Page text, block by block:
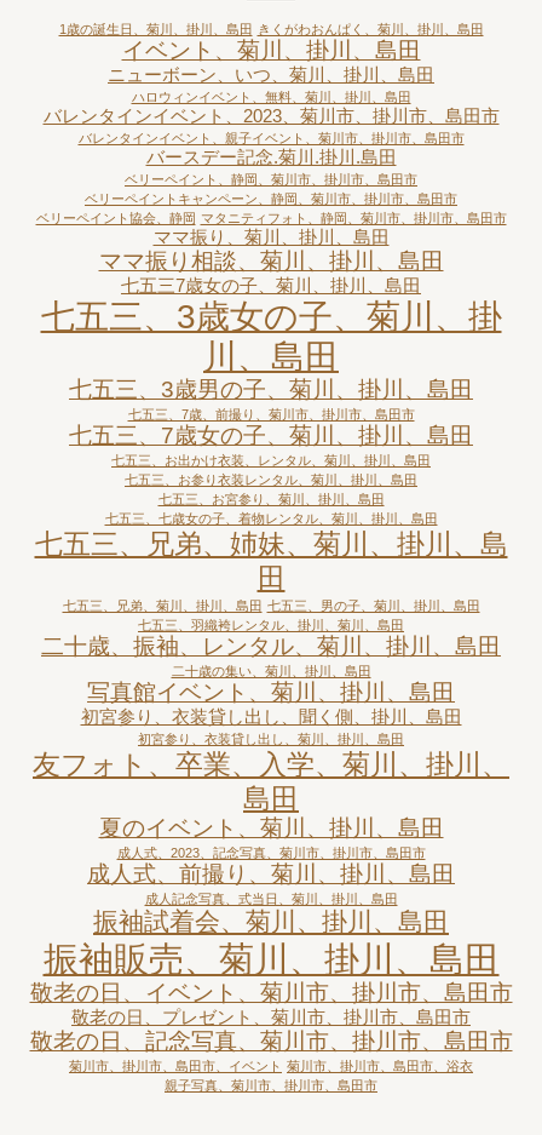
1歳の誕生日、菊川、掛川、島田 きくがわおんぱく、菊川、掛川、島田
イベント、菊川、掛川、島田
ニューボーン、いつ、菊川、掛川、島田
ハロウィンイベント、無料、菊川、掛川、島田
バレンタインイベント、2023、菊川市、掛川市、島田市
バレンタインイベント、親子イベント、菊川市、掛川市、島田市
バースデー記念.菊川.掛川.島田
ベリーペイント、静岡、菊川市、掛川市、島田市
ベリーペイントキャンペーン、静岡、菊川市、掛川市、島田市
ベリーペイント協会、静岡 マタニティフォト、静岡、菊川市、掛川市、島田市
ママ振り、菊川、掛川、島田
ママ振り相談、菊川、掛川、島田
七五三7歳女の子、菊川、掛川、島田
七五三、3歳女の子、菊川、掛
川、島田
七五三、3歳男の子、菊川、掛川、島田
七五三、7歳、前撮り、菊川市、掛川市、島田市
七五三、7歳女の子、菊川、掛川、島田
七五三、お出かけ衣装、レンタル、菊川、掛川、島田
七五三、お参り衣装レンタル、菊川、掛川、島田
七五三、お宮参り、菊川、掛川、島田
七五三、七歳女の子、着物レンタル、菊川、掛川、島田
七五三、兄弟、姉妹、菊川、掛川、島
田
七五三、兄弟、菊川、掛川、島田 七五三、男の子、菊川、掛川、島田
七五三、羽織袴レンタル、掛川、菊川、島田
二十歳、振袖、レンタル、菊川、掛川、島田
二十歳の集い、菊川、掛川、島田
写真館イベント、菊川、掛川、島田
初宮参り、衣装貸し出し、聞く側、掛川、島田
初宮参り、衣装貸し出し、菊川、掛川、島田
友フォト、卒業、入学、菊川、掛川、
島田
夏のイベント、菊川、掛川、島田
成人式、2023、記念写真、菊川市、掛川市、島田市
成人式、前撮り、菊川、掛川、島田
成人記念写真、式当日、菊川、掛川、島田
振袖試着会、菊川、掛川、島田
振袖販売、菊川、掛川、島田
敬老の日、イベント、菊川市、掛川市、島田市
敬老の日、プレゼント、菊川市、掛川市、島田市
敬老の日、記念写真、菊川市、掛川市、島田市
菊川市、掛川市、島田市、イベント 菊川市、掛川市、島田市、浴衣
親子写真、菊川市、掛川市、島田市